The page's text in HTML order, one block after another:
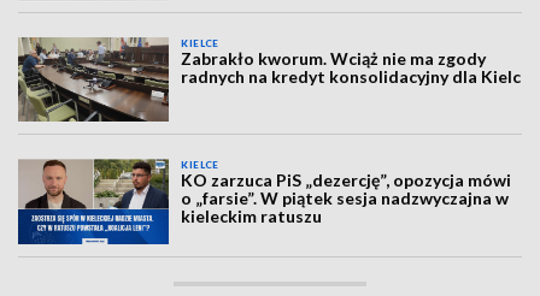
KIELCE
Zabrakło kworum. Wciąż nie ma zgody
radnych na kredyt konsolidacyjny dla Kielc
KIELCE
KO zarzuca PiS „dezercję”, opozycja mówi
o „farsie”. W piątek sesja nadzwyczajna w
kieleckim ratuszu